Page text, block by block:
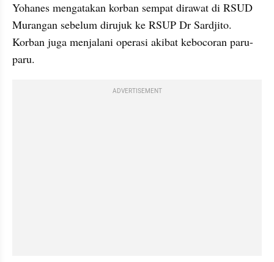
Yohanes mengatakan korban sempat dirawat di RSUD
Murangan sebelum dirujuk ke RSUP Dr Sardjito.
Korban juga menjalani operasi akibat kebocoran paru-
paru.
ADVERTISEMENT